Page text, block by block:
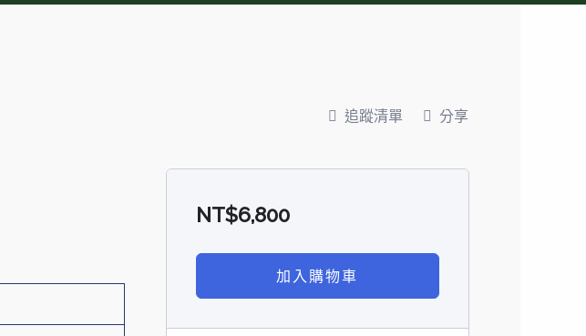
追蹤清單 分享
NT$6,800
加入購物車